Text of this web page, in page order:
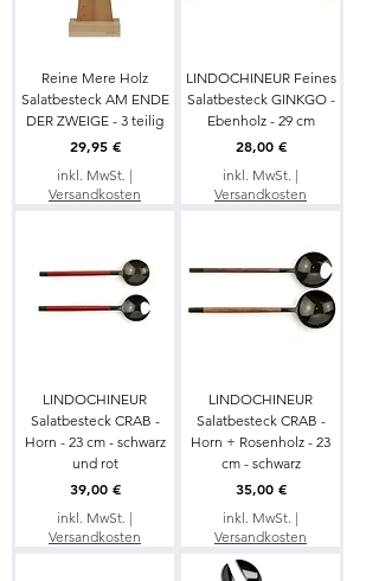
Reine Mere Holz
Salatbesteck AM ENDE
DER ZWEIGE - 3 teilig
Preis
29,95 €
inkl. MwSt. |
Versandkosten
LINDOCHINEUR Feines
Salatbesteck GINKGO -
Ebenholz - 29 cm
Preis
28,00 €
inkl. MwSt. |
Versandkosten
LINDOCHINEUR
Salatbesteck CRAB -
Horn - 23 cm - schwarz
und rot
Preis
39,00 €
inkl. MwSt. |
Versandkosten
LINDOCHINEUR
Salatbesteck CRAB -
Horn + Rosenholz - 23
cm - schwarz
Preis
35,00 €
inkl. MwSt. |
Versandkosten